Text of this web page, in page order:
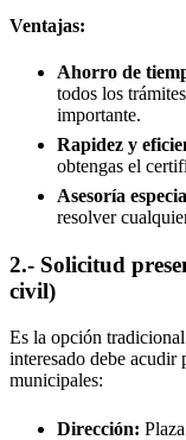
Ventajas:
Ahorro de
todos los
importante.
Rapidez y
obtengas el
Asesoría
resolver
2.- Solicitud
civil)
Es la opción
interesado debe acudir
municipales:
Dirección: